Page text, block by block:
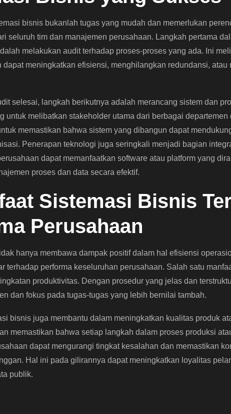
bisnis bukanlah tugas yang mudah dan memerlukan
seluruh tim dan manajemen perusahaan. Langkah pertama
melakukan audit terhadap proses-proses yang ada. Ini
dapat meningkatkan efisiensi, menghilangkan redundansi, atau
selesai, langkah berikutnya adalah merancang sistem dan
untuk melibatkan stakeholder utama dari berbagai departemen
memastikan bahwa sistem yang dibangun dapat
Penerapan teknologi juga seringkali menjadi bagian
dapat memanfaatkan software atau platform yang
proses dan data secara efektif.
Sistemasi Bisnis
Perusahaan
hanya membawa dampak positif dalam hal efisiensi
terhadap performa keseluruhan perusahaan. Salah satu
produktivitas. Dengan prosedur yang jelas dan
dan fokus pada tugas-tugas yang lebih bernilai tambah.
bisnis juga membantu dalam meningkatkan kualitas produk
memastikan bahwa setiap langkah dalam proses produksi
dapat mengurangi tingkat kesalahan dan memastikan
Hal ini pada gilirannya dapat meningkatkan loyalitas
publik.